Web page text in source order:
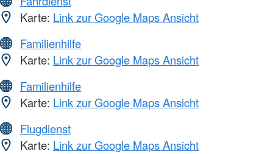
Karte: Link zur Google Maps Ansicht
Familienhilfe
Karte: Link zur Google Maps Ansicht
Familienhilfe
Karte: Link zur Google Maps Ansicht
Flugdienst
Karte: Link zur Google Maps Ansicht